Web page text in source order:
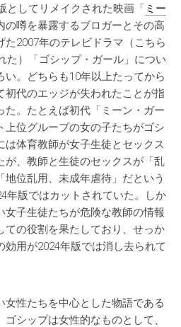
としてリメイクされた映画「 ミー
の噂を暴露するブロガーとその高
2007年のテレビドラマ（こちら
た）「ゴシップ・ガール」につい
。どちらも10年以上たってから
初代のエッジが失われたことが指
た。たとえば初代「ミーン・ガー
上位グループの女の子たちがゴシ
は体育教師が女子生徒とセックス
が、教師と生徒のセックスが「乱
位乱用、未成年虐待」だという
年版ではカットされていた。しか
女子生徒たちが危険な教師の情報
ての役割を果たしており、せっか
効用が2024年版では消し去られて
女性たちを中心とした物語である
シップは女性的なものとして、